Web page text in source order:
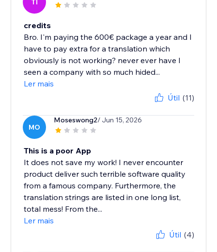
TI
credits
Bro. I'm paying the 600€ package a year and I
have to pay extra for a translation which
obviously is not working? never ever have I
seen a company with so much hided...
Ler mais
Útil (11)
MO
Moseswong2/ Jun 15, 2026
This is a poor App
It does not save my work! I never encounter
product deliver such terrible software quality
from a famous company. Furthermore, the
translation strings are listed in one long list,
total mess! From the...
Ler mais
Útil (4)